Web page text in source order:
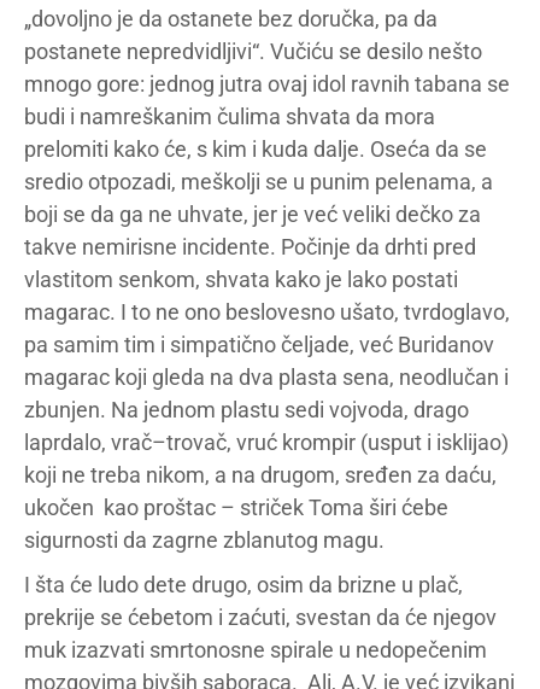
„dovoljno je da ostanete bez doručka, pa da
postanete nepredvidljivi“. Vučiću se desilo nešto
mnogo gore: jednog jutra ovaj idol ravnih tabana se
budi i namreškanim čulima shvata da mora
prelomiti kako će, s kim i kuda dalje. Oseća da se
sredio otpozadi, meškolji se u punim pelenama, a
boji se da ga ne uhvate, jer je već veliki dečko za
takve nemirisne incidente. Počinje da drhti pred
vlastitom senkom, shvata kako je lako postati
magarac. I to ne ono beslovesno ušato, tvrdoglavo,
pa samim tim i simpatično čeljade, već Buridanov
magarac koji gleda na dva plasta sena, neodlučan i
zbunjen. Na jednom plastu sedi vojvoda, drago
laprdalo, vrač–trovač, vruć krompir (usput i isklijao)
koji ne treba nikom, a na drugom, sređen za daću,
ukočen kao proštac – striček Toma širi ćebe
sigurnosti da zagrne zblanutog magu.
I šta će ludo dete drugo, osim da brizne u plač,
prekrije se ćebetom i zaćuti, svestan da će njegov
muk izazvati smrtonosne spirale u nedopečenim
mozgovima bivših saboraca. Ali, A.V. je već izvikani